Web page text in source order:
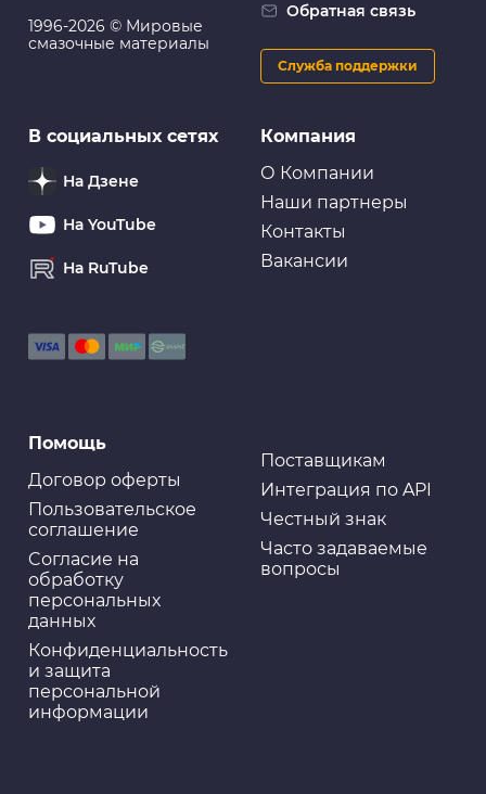
1996-2026 © Мировые
смазочные материалы
Компания
О Компании
Наши партнеры
Контакты
Вакансии
Помощь
Договор оферты
Пользовательское
соглашение
Cогласие на
обработку
персональных
данных
Конфиденциальность
и защита
персональной
информации
Поставщикам
Интеграция по API
Честный знак
Часто задаваемые
вопросы
Обратная связь
Служба поддержки
В социальных сетях
На Дзене
На YouTube
На RuTube